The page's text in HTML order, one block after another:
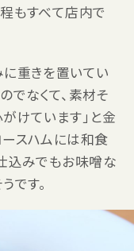
もすべて店内で
重きを置いてい
でなくて、素材そ
けています」と金
スハムには和食
込みでもお味噌な
です。